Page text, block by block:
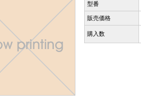
型番
販売価格
購入数